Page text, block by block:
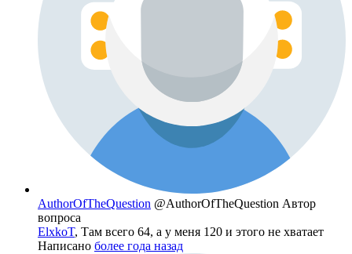
AuthorOfTheQuestion @AuthorOfTheQuestion Автор
вопроса
ElxkoT, Там всего 64, а у меня 120 и этого не хватает
Написано более года назад